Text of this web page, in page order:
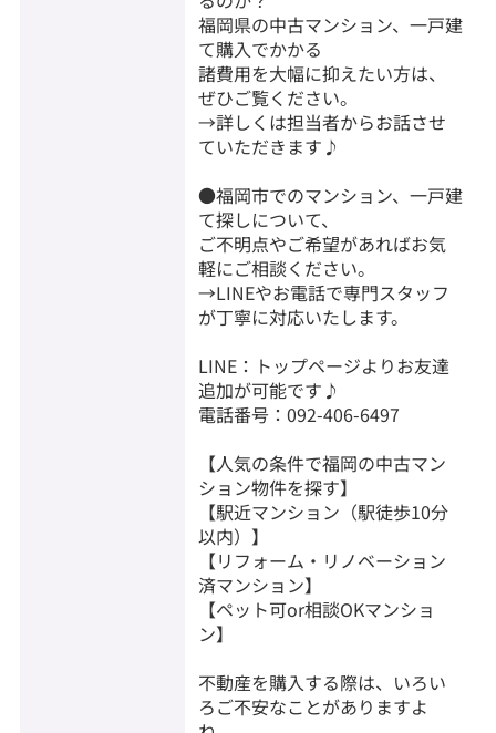
福岡県の中古マンション、一戸建
て購入でかかる
諸費用を大幅に抑えたい方は、
ぜひご覧ください。
→詳しくは担当者からお話させ
ていただきます♪
●福岡市でのマンション、一戸建
て探しについて、
ご不明点やご希望があればお気
軽にご相談ください。
→LINEやお電話で専門スタッフ
が丁寧に対応いたします。
LINE：トップページよりお友達
追加が可能です♪
電話番号：092-406-6497
【人気の条件で福岡の中古マン
ション物件を探す】
【駅近マンション（駅徒歩10分
以内）】
【リフォーム・リノベーション
済マンション】
【ペット可or相談OKマンショ
ン】
不動産を購入する際は、いろい
ろご不安なことがありますよ